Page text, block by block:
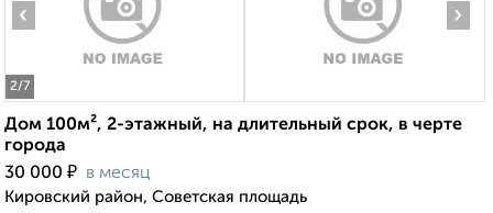
2/7
‹ ›
Дом 100м², 2-этажный, на длительный срок, в черте
города
30 000 ₽ в месяц
Кировский район, Советская площадь